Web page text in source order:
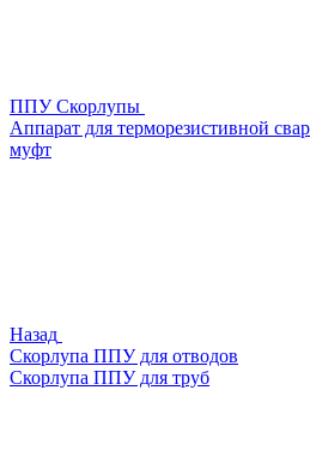
ППУ Скорлупы
Аппарат для терморезистивной
муфт
Назад
Скорлупа ППУ для отводов
Скорлупа ППУ для труб